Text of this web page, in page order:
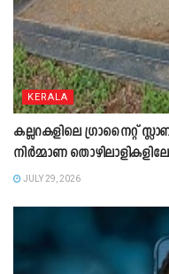
KERALA
കല്ലറകളിലെ ഗ്രാനൈറ്റ്
നിർമ്മാണ
JULY 29, 2026